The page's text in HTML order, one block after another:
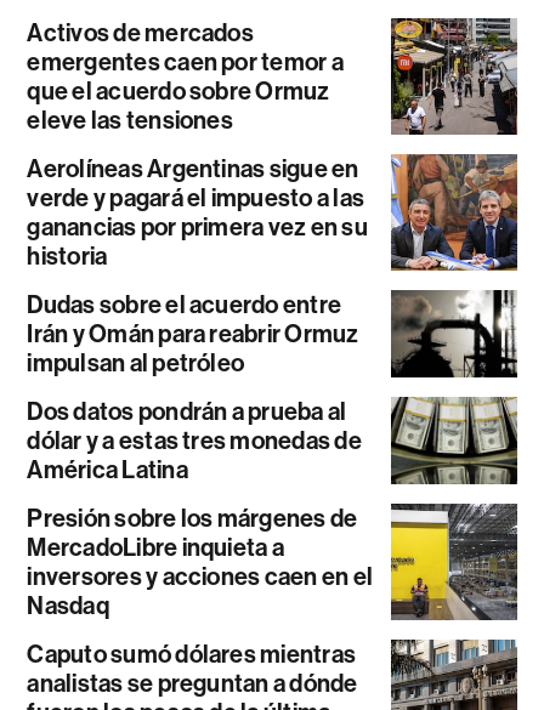
Activos de mercados
emergentes caen por temor a
que el acuerdo sobre Ormuz
eleve las tensiones
Aerolíneas Argentinas sigue en
verde y pagará el impuesto a las
ganancias por primera vez en su
historia
Dudas sobre el acuerdo entre
Irán y Omán para reabrir Ormuz
impulsan al petróleo
Dos datos pondrán a prueba al
dólar y a estas tres monedas de
América Latina
Presión sobre los márgenes de
MercadoLibre inquieta a
inversores y acciones caen en el
Nasdaq
Caputo sumó dólares mientras
analistas se preguntan a dónde